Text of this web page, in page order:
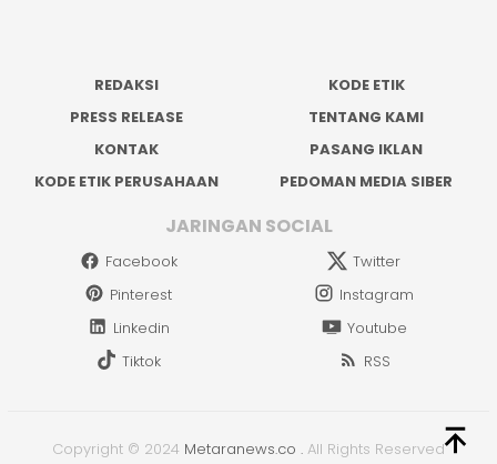
REDAKSI
KODE ETIK
PRESS RELEASE
TENTANG KAMI
KONTAK
PASANG IKLAN
KODE ETIK PERUSAHAAN
PEDOMAN MEDIA SIBER
JARINGAN SOCIAL
Facebook
Twitter
Pinterest
Instagram
Linkedin
Youtube
Tiktok
RSS
Copyright © 2024 Metaranews.co . All Rights Reserved